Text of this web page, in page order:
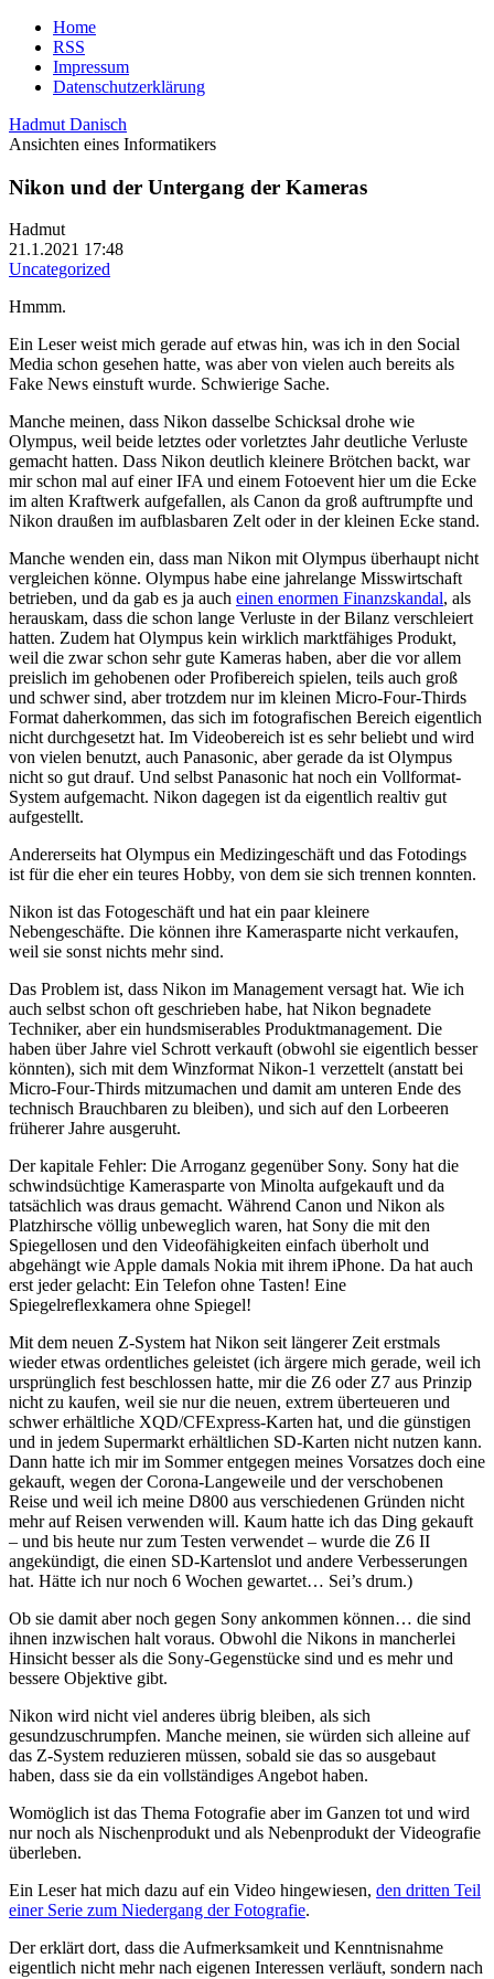
Home
RSS
Impressum
Datenschutzerklärung
Hadmut Danisch
Ansichten eines Informatikers
Nikon und der Untergang der Kameras
Hadmut
21.1.2021 17:48
Uncategorized
Hmmm.
Ein Leser weist mich gerade auf etwas hin, was ich in den Social
Media schon gesehen hatte, was aber von vielen auch bereits als
Fake News einstuft wurde. Schwierige Sache.
Manche meinen, dass Nikon dasselbe Schicksal drohe wie
Olympus, weil beide letztes oder vorletztes Jahr deutliche Verluste
gemacht hatten. Dass Nikon deutlich kleinere Brötchen backt, war
mir schon mal auf einer IFA und einem Fotoevent hier um die Ecke
im alten Kraftwerk aufgefallen, als Canon da groß auftrumpfte und
Nikon draußen im aufblasbaren Zelt oder in der kleinen Ecke stand.
Manche wenden ein, dass man Nikon mit Olympus überhaupt nicht
vergleichen könne. Olympus habe eine jahrelange Misswirtschaft
betrieben, und da gab es ja auch einen enormen Finanzskandal, als
herauskam, dass die schon lange Verluste in der Bilanz verschleiert
hatten. Zudem hat Olympus kein wirklich marktfähiges Produkt,
weil die zwar schon sehr gute Kameras haben, aber die vor allem
preislich im gehobenen oder Profibereich spielen, teils auch groß
und schwer sind, aber trotzdem nur im kleinen Micro-Four-Thirds
Format daherkommen, das sich im fotografischen Bereich eigentlich
nicht durchgesetzt hat. Im Videobereich ist es sehr beliebt und wird
von vielen benutzt, auch Panasonic, aber gerade da ist Olympus
nicht so gut drauf. Und selbst Panasonic hat noch ein Vollformat-
System aufgemacht. Nikon dagegen ist da eigentlich realtiv gut
aufgestellt.
Andererseits hat Olympus ein Medizingeschäft und das Fotodings
ist für die eher ein teures Hobby, von dem sie sich trennen konnten.
Nikon ist das Fotogeschäft und hat ein paar kleinere
Nebengeschäfte. Die können ihre Kamerasparte nicht verkaufen,
weil sie sonst nichts mehr sind.
Das Problem ist, dass Nikon im Management versagt hat. Wie ich
auch selbst schon oft geschrieben habe, hat Nikon begnadete
Techniker, aber ein hundsmiserables Produktmanagement. Die
haben über Jahre viel Schrott verkauft (obwohl sie eigentlich besser
könnten), sich mit dem Winzformat Nikon-1 verzettelt (anstatt bei
Micro-Four-Thirds mitzumachen und damit am unteren Ende des
technisch Brauchbaren zu bleiben), und sich auf den Lorbeeren
früherer Jahre ausgeruht.
Der kapitale Fehler: Die Arroganz gegenüber Sony. Sony hat die
schwindsüchtige Kamerasparte von Minolta aufgekauft und da
tatsächlich was draus gemacht. Während Canon und Nikon als
Platzhirsche völlig unbeweglich waren, hat Sony die mit den
Spiegellosen und den Videofähigkeiten einfach überholt und
abgehängt wie Apple damals Nokia mit ihrem iPhone. Da hat auch
erst jeder gelacht: Ein Telefon ohne Tasten! Eine
Spiegelreflexkamera ohne Spiegel!
Mit dem neuen Z-System hat Nikon seit längerer Zeit erstmals
wieder etwas ordentliches geleistet (ich ärgere mich gerade, weil ich
ursprünglich fest beschlossen hatte, mir die Z6 oder Z7 aus Prinzip
nicht zu kaufen, weil sie nur die neuen, extrem überteueren und
schwer erhältliche XQD/CFExpress-Karten hat, und die günstigen
und in jedem Supermarkt erhältlichen SD-Karten nicht nutzen kann.
Dann hatte ich mir im Sommer entgegen meines Vorsatzes doch eine
gekauft, wegen der Corona-Langeweile und der verschobenen
Reise und weil ich meine D800 aus verschiedenen Gründen nicht
mehr auf Reisen verwenden will. Kaum hatte ich das Ding gekauft
– und bis heute nur zum Testen verwendet – wurde die Z6 II
angekündigt, die einen SD-Kartenslot und andere Verbesserungen
hat. Hätte ich nur noch 6 Wochen gewartet… Sei’s drum.)
Ob sie damit aber noch gegen Sony ankommen können… die sind
ihnen inzwischen halt voraus. Obwohl die Nikons in mancherlei
Hinsicht besser als die Sony-Gegenstücke sind und es mehr und
bessere Objektive gibt.
Nikon wird nicht viel anderes übrig bleiben, als sich
gesundzuschrumpfen. Manche meinen, sie würden sich alleine auf
das Z-System reduzieren müssen, sobald sie das so ausgebaut
haben, dass sie da ein vollständiges Angebot haben.
Womöglich ist das Thema Fotografie aber im Ganzen tot und wird
nur noch als Nischenprodukt und als Nebenprodukt der Videografie
überleben.
Ein Leser hat mich dazu auf ein Video hingewiesen, den dritten Teil
einer Serie zum Niedergang der Fotografie.
Der erklärt dort, dass die Aufmerksamkeit und Kenntnisnahme
eigentlich nicht mehr nach eigenen Interessen verläuft, sondern nach